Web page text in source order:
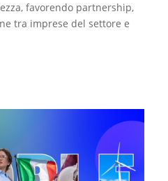
favorendo partnership,
tra imprese del settore e